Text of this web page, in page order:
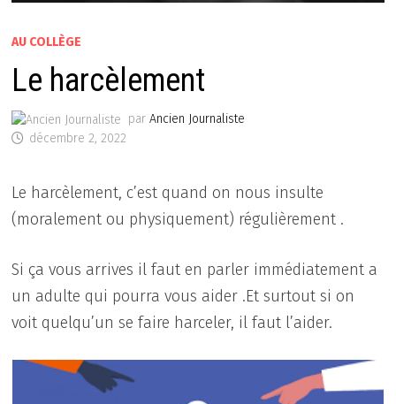
AU COLLÈGE
Le harcèlement
parAncien Journaliste
décembre 2, 2022
Le harcèlement, c’est quand on nous insulte
(moralement ou physiquement) régulièrement .
Si ça vous arrives il faut en parler immédiatement a
un adulte qui pourra vous aider .Et surtout si on
voit quelqu’un se faire harceler, il faut l’aider.